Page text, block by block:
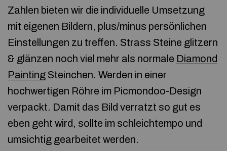
Zahlen bieten wir die individuelle Umsetzung
mit eigenen Bildern, plus/minus persönlichen
Einstellungen zu treffen. Strass Steine glitzern
& glänzen noch viel mehr als normale Diamond
Painting Steinchen. Werden in einer
hochwertigen Röhre im Picmondoo-Design
verpackt. Damit das Bild verratzt so gut es
eben geht wird, sollte im schleichtempo und
umsichtig gearbeitet werden.